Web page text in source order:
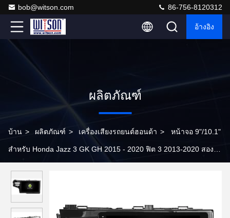
bob@witson.com 86-756-8120312
อ้างอิง
ผลิตภัณฑ์
บ้าน > ผลิตภัณฑ์ > เครื่องเสียงรถยนต์ฮอนด้า > หน้าจอ 9"/10.1"
สําหรับ Honda Jazz 3 GK GH 2015 - 2020 ฟิต 3 2013-2020 สอง